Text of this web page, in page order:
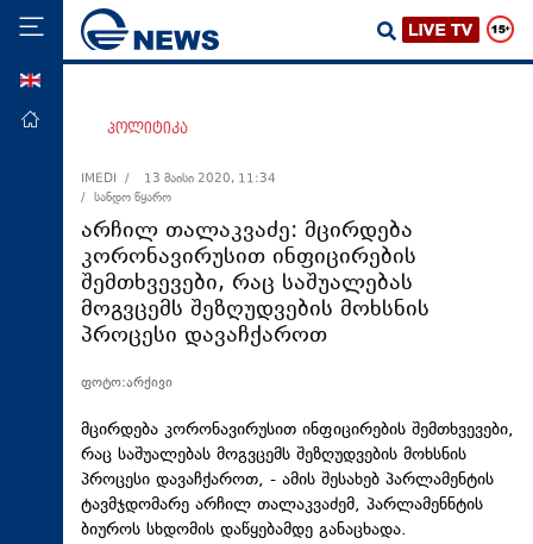
მთავარი
ეკონომიკა
მსოფლიო
ჯანდაცვა
საზოგადოება
რეგიონი
კულტურა
სპორტი
პოლიტიკა
IMEDI /
13 მაისი 2020, 11:34
/ სანდო წყარო
არჩილ თალაკვაძე: მცირდება
კორონავირუსით ინფიცირების
შემთხვევები, რაც საშუალებას
მოგვცემს შეზღუდვების მოხსნის
პროცესი დავაჩქაროთ
ფოტო:არქივი
მცირდება კორონავირუსით ინფიცირების შემთხვევები,
რაც საშუალებას მოგვცემს შეზღუდვების მოხსნის
პროცესი დავაჩქაროთ, - ამის შესახებ პარლამენტის
ტავმჯდომარე არჩილ თალაკვაძემ, პარლამენნტის
ბიუროს სხდომის დაწყებამდე განაცხადა.